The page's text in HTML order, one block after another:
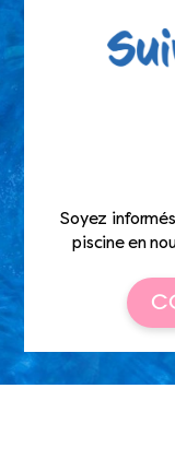
Soyez
piscine en